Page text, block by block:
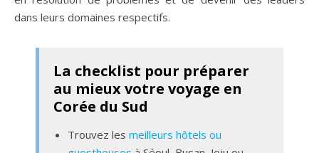
dans leurs domaines respectifs.
La checklist pour préparer
au mieux votre voyage en
Corée du Sud
Trouvez les meilleurs hôtels ou